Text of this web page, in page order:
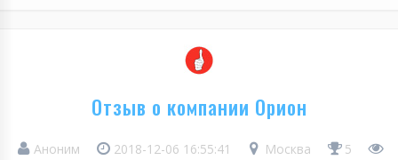
Отзыв о компании Орион
Аноним 2018-12-06 16:55:41 Москва
5